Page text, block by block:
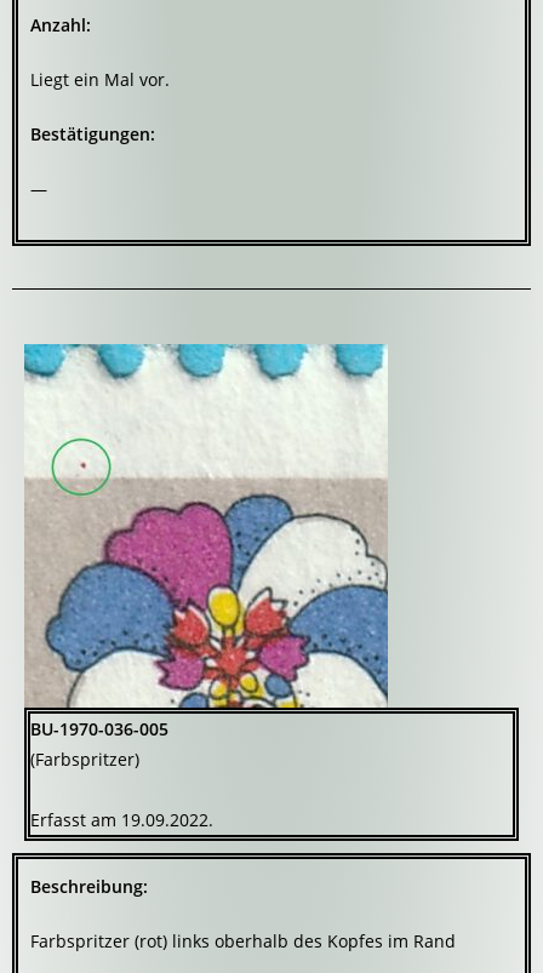
Anzahl:
Liegt ein Mal vor.
Bestätigungen:
—
BU-1970-036-005
(Farbspritzer)
Erfasst am 19.09.2022.
Beschreibung:
Farbspritzer (rot) links oberhalb des Kopfes im Rand